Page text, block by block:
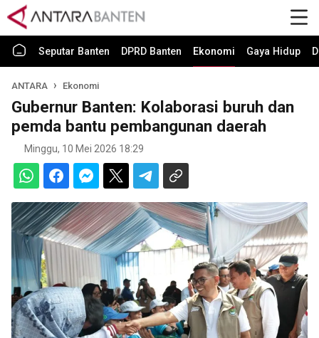
Seputar Banten DPRD Banten Ekonomi Gaya Hidup
ANTARA Ekonomi
Gubernur Banten: Kolaborasi buruh dan
pemda bantu pembangunan daerah
Minggu, 10 Mei 2026 18:29